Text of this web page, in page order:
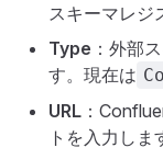
スキーマレジ
Type ：外部
す。現在は
URL ：
トを入力しま